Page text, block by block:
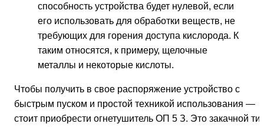
способность устройства будет нулевой, если
его использовать для обработки веществ, не
требующих для горения доступа кислорода. К
таким относятся, к примеру, щелочные
металлы и некоторые кислоты.
Чтобы получить в свое распоряжение устройство с
быстрым пуском и простой техникой использования —
стоит приобрести огнетушитель ОП 5 З. Это закачной